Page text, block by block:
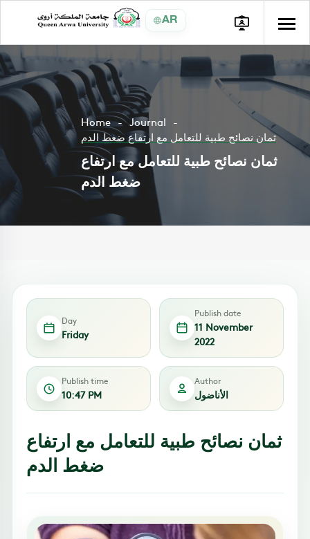
AR
Home
Journal
ثمان نصائح طبية للتعامل مع ارتفاع ضغط الدم
ثمان نصائح طبية للتعامل مع ارتفاع
ضغط الدم
Day
Friday
Publish date
11 November
2022
Publish time
10:47 PM
Author
الأناضول
ثمان نصائح طبية للتعامل مع ارتفاع
ضغط الدم